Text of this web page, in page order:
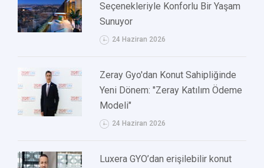
Seçenekleriyle Konforlu Bir Yaşam
Sunuyor
24 Haziran 2026
Zeray Gyo'dan Konut Sahipliğinde
Yeni Dönem: "Zeray Katılım Ödeme
Modeli"
24 Haziran 2026
Luxera GYO’dan erişilebilir konut